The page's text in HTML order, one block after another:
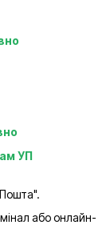
УП
або онлайн-